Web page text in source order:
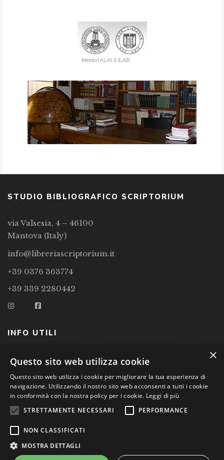
STUDIO BIBLIOGRAFICO SCRIPTORIUM
via Valsesia, 4 – 46100
Mantova (Italy)
info@libreriascriptorium.it
+39 0376 363774
+39 339 2280442
INFO UTILI
CONDIZIONI DI VENDITA
PRIVACY POLICY
COOKIE POLICY
Studio Bibliografico Scriptorium Dott.ssa Sara Bassi VAT
nr. 01744000207
×
Questo sito web utilizza cookie
Questo sito web utilizza i cookie per migliorare la tua esperienza di
navigazione. Utilizzando il nostro sito web acconsenti a tutti i cookie
in conformità con la nostra policy per i cookie. Leggi di più
STRETTAMENTE NECESSARI
PERFORMANCE
NON CLASSIFICATI
MOSTRA DETTAGLI